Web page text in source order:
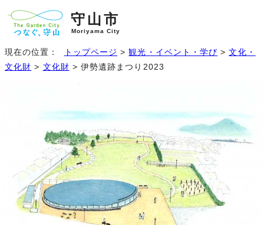
守山市
Moriyama City
現在の位置： トップページ >観光・イベント・学び >文化・
文化財 > 文化財 > 伊勢遺跡まつり2023